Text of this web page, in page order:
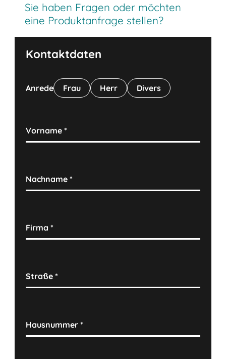
Sie haben Fragen oder möchten
eine Produktanfrage stellen?
Kontaktdaten
Anrede Frau Herr Divers
Vorname*
Nachname*
Firma*
Straße*
Hausnummer*